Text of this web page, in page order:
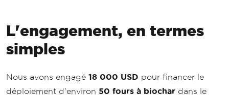
L'engagement, en termes
simples
Nous avons engagé 18 000 USD pour financer le
déploiement d'environ 50 fours à biochar dans le